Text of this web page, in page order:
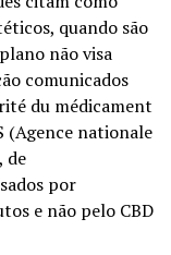
quando são
não visa
comunicados
du médicament
(Agence nationale
de
por
e não pelo CBD